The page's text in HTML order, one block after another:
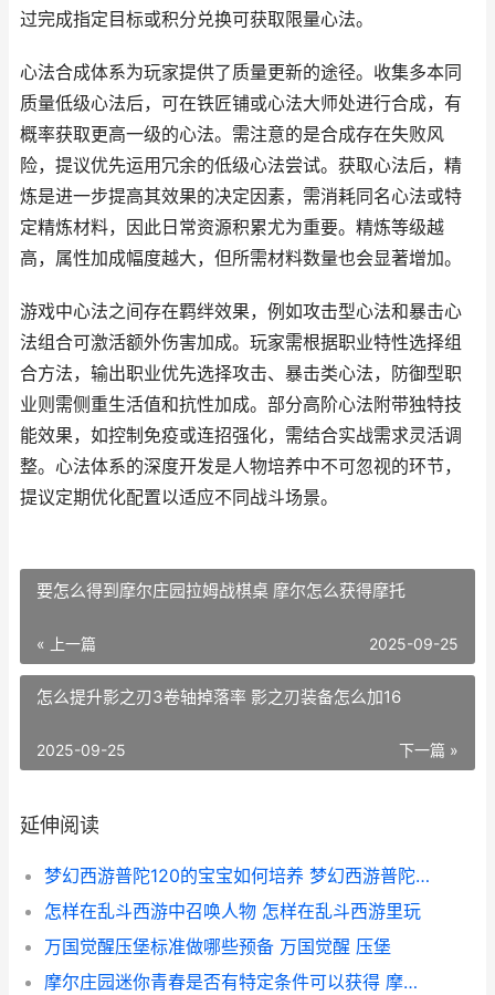
过完成指定目标或积分兑换可获取限量心法。
心法合成体系为玩家提供了质量更新的途径。收集多本同
质量低级心法后，可在铁匠铺或心法大师处进行合成，有
概率获取更高一级的心法。需注意的是合成存在失败风
险，提议优先运用冗余的低级心法尝试。获取心法后，精
炼是进一步提高其效果的决定因素，需消耗同名心法或特
定精炼材料，因此日常资源积累尤为重要。精炼等级越
高，属性加成幅度越大，但所需材料数量也会显著增加。
游戏中心法之间存在羁绊效果，例如攻击型心法和暴击心
法组合可激活额外伤害加成。玩家需根据职业特性选择组
合方法，输出职业优先选择攻击、暴击类心法，防御型职
业则需侧重生活值和抗性加成。部分高阶心法附带独特技
能效果，如控制免疫或连招强化，需结合实战需求灵活调
整。心法体系的深度开发是人物培养中不可忽视的环节，
提议定期优化配置以适应不同战斗场景。
要怎么得到摩尔庄园拉姆战棋桌 摩尔怎么获得摩托
« 上一篇 2025-09-25
怎么提升影之刃3卷轴掉落率 影之刃装备怎么加16
下一篇 »
2025-09-25
延伸阅读
梦幻西游普陀120的宝宝如何培养 梦幻西游普陀129厉害吗
怎样在乱斗西游中召唤人物 怎样在乱斗西游里玩
万国觉醒压堡标准做哪些预备 万国觉醒 压堡
摩尔庄园迷你青春是否有特定条件可以获得 摩尔庄园迷你青春摩托车